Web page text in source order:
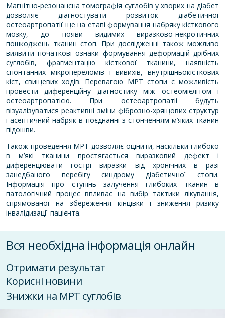
Магнітно-резонансна томографія суглобів у хворих на діабет
дозволяє діагностувати розвиток діабетичної
остеоартропатії ще на етапі формування набряку кісткового
мозку, до появи видимих виразково-некротичних
пошкоджень тканин стоп. При дослідженні також можливо
виявити початкові ознаки формування деформацій дрібних
суглобів, фрагментацію кісткової тканини, наявність
спонтанних мікропереломів і вивихів, внутрішньокісткових
кіст, свищевих ходів. Перевагою МРТ стопи є можливість
провести диференційну діагностику між остеомієлітом і
остеоартропатією. При остеоартропатіі будуть
візуалізуватися реактивні зміни фіброзно-хрящових структур
і асептичний набряк в поєднанні з стонченням м’яких тканин
підошви.
Також проведення МРТ дозволяє оцінити, наскільки глибоко
в м’які тканини простягається виразковий дефект і
диференціювати гострі виразки від хронічних в разі
занедбаного перебігу синдрому діабетичної стопи.
Інформація про ступінь залучення глибоких тканин в
патологічний процес впливає на вибір тактики лікування,
спрямованої на збереження кінцівки і зниження ризику
інвалідизації пацієнта.
Вся необхідна інформація онлайн
Отримати результат
Корисні новини
Знижки на МРТ суглобів